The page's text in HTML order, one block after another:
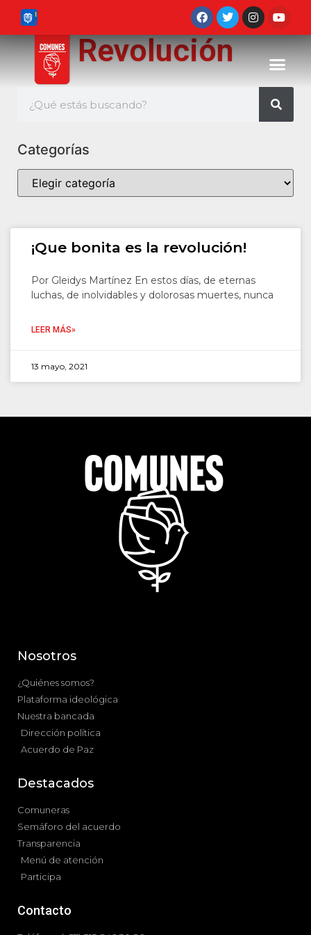
Revolución
Categorías
¡Que bonita es la revolución!
Por Gleidys Martínez En estos días, de eternas
luchas, de inolvidables y dolorosas muertes, nunca
LEER MÁS»
13 mayo, 2021
Nosotros
¿Quiénes somos?
Plataforma ideológica
Nuestra bancada
Dirección política
Acuerdo de Paz
Destacados
Comuneras
Semáforo del acuerdo
Transparencia
Menú de atención
Participa
Contacto